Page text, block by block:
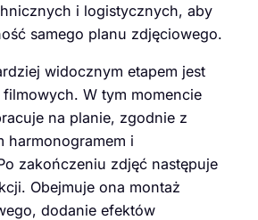
i logistycznych, aby
samego planu zdjęciowego.
widocznym etapem jest
W tym momencie
na planie, zgodnie z
harmonogramem i
zakończeniu zdjęć następuje
Obejmuje ona montaż
dodanie efektów